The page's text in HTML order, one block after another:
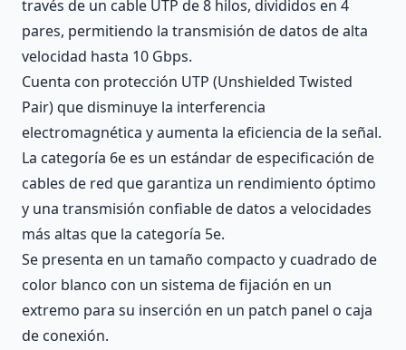
través de un cable UTP de 8 hilos, divididos en 4
pares, permitiendo la transmisión de datos de alta
velocidad hasta 10 Gbps.
Cuenta con protección UTP (Unshielded Twisted
Pair) que disminuye la interferencia
electromagnética y aumenta la eficiencia de la señal.
La categoría 6e es un estándar de especificación de
cables de red que garantiza un rendimiento óptimo
y una transmisión confiable de datos a velocidades
más altas que la categoría 5e.
Se presenta en un tamaño compacto y cuadrado de
color blanco con un sistema de fijación en un
extremo para su inserción en un patch panel o caja
de conexión.